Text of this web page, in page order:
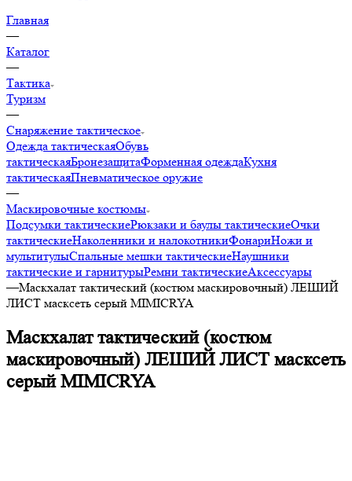
Главная
—
Каталог
—
Тактика
Туризм
—
Снаряжение тактическое
Одежда тактическаяОбувь
тактическаяБронезащитаФорменная одеждаКухня
тактическаяПневматическое оружие
—
Маскировочные костюмы
Подсумки тактическиеРюкзаки и баулы тактическиеОчки
тактическиеНаколенники и налокотникиФонариНожи и
мультитулыСпальные мешки тактическиеНаушники
тактические и гарнитурыРемни тактическиеАксессуары
—Маскхалат тактический (костюм маскировочный) ЛЕШИЙ
ЛИСТ масксеть серый MIMICRYA
Маскхалат тактический (костюм
маскировочный) ЛЕШИЙ ЛИСТ масксеть
серый MIMICRYA